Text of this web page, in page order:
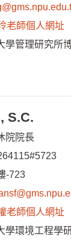
老師個人網址
學管理研究所
S.C.
院院長
-723
老師個人網址
學環境工程學